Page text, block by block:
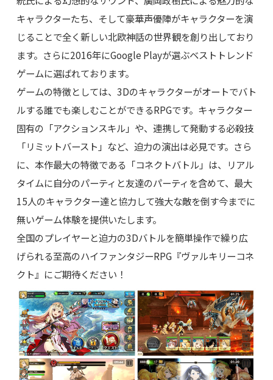
キャラクターたち、そして豪華声優陣がキャラクターを演
じることで全く新しい北欧神話の世界観を創り出しており
ます。さらに2016年にGoogle Playが選ぶベストトレンド
ゲームに選ばれております。
ゲームの特徴としては、3Dのキャラクターがオートでバト
ルする誰でも楽しむことができるRPGです。キャラクター
固有の「アクションスキル」や、連携して発動する必殺技
「リミットバースト」など、迫力の演出は必見です。さら
に、本作最大の特徴である「コネクトバトル」は、リアル
タイムに自分のパーティと友達のパーティを含めて、最大
15人のキャラクター達と協力して強大な敵を倒す今までに
無いゲーム体験を提供いたします。
全国のプレイヤーと迫力の3Dバトルを簡単操作で繰り広
げられる至高のハイファンタジーRPG『ヴァルキリーコネ
クト』にご期待ください！